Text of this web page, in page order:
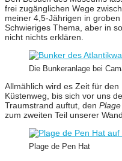
frei zugänglichen Wege
meiner 4,5-Jährigen in
Schwieriges Thema, aber in
nicht nichts erklären.
Die Bunkeranlage bei
Allmählich wird es Zeit für
Küstenweg, bis sich vor uns
Traumstrand auftut, den
zum zweiten Teil unserer
Plage de Pen Hat